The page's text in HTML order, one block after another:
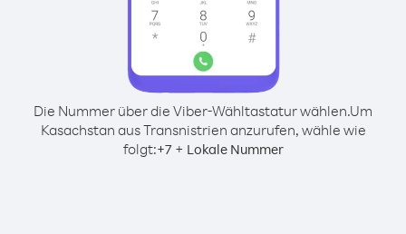
Die Nummer über die Viber-Wähltastatur wählen.Um
Kasachstan aus Transnistrien anzurufen, wähle wie
folgt:+7+ Lokale Nummer